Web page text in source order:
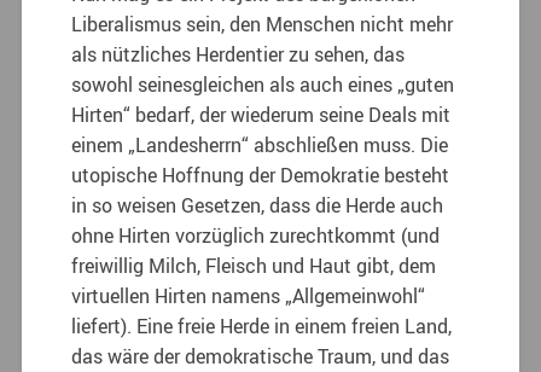
Liberalismus sein, den Menschen nicht mehr
als nützliches Herdentier zu sehen, das
sowohl seinesgleichen als auch eines „guten
Hirten“ bedarf, der wiederum seine Deals mit
einem „Landesherrn“ abschließen muss. Die
utopische Hoffnung der Demokratie besteht
in so weisen Gesetzen, dass die Herde auch
ohne Hirten vorzüglich zurechtkommt (und
freiwillig Milch, Fleisch und Haut gibt, dem
virtuellen Hirten namens „Allgemeinwohl“
liefert). Eine freie Herde in einem freien Land,
das wäre der demokratische Traum, und das